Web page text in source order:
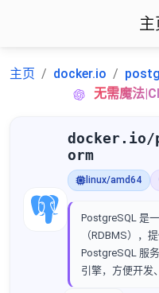
主
主页 docker.io
无需魔法
docker.io/
orm
linux/amd64
PostgreSQL 是
（RDBMS），
PostgreSQL 服
引擎，方便开发